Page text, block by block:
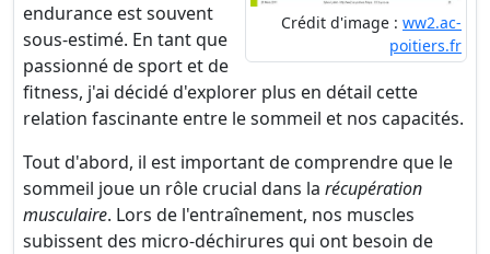
Crédit d'image : ww2.ac-
poitiers.fr
endurance est souvent
sous-estimé. En tant que
passionné de sport et de
fitness, j'ai décidé d'explorer plus en détail cette
relation fascinante entre le sommeil et nos capacités.
Tout d'abord, il est important de comprendre que le
sommeil joue un rôle crucial dans la récupération
musculaire. Lors de l'entraînement, nos muscles
subissent des micro-déchirures qui ont besoin de